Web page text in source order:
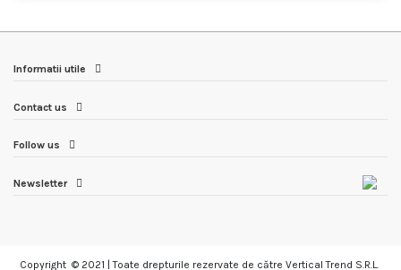
Informatii utile
Contact us
Follow us
Newsletter
Copyright © 2021 | Toate drepturile rezervate de către Vertical Trend S.R.L.